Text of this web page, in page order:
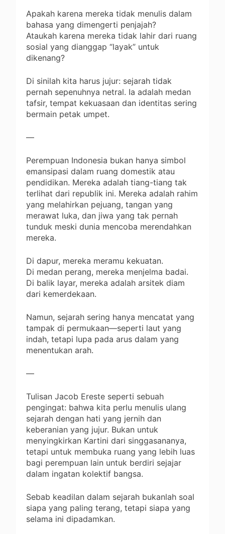
Apakah karena mereka tidak menulis dalam
bahasa yang dimengerti penjajah?
Ataukah karena mereka tidak lahir dari ruang
sosial yang dianggap “layak” untuk
dikenang?
Di sinilah kita harus jujur: sejarah tidak
pernah sepenuhnya netral. Ia adalah medan
tafsir, tempat kekuasaan dan identitas sering
bermain petak umpet.
—
Perempuan Indonesia bukan hanya simbol
emansipasi dalam ruang domestik atau
pendidikan. Mereka adalah tiang-tiang tak
terlihat dari republik ini. Mereka adalah rahim
yang melahirkan pejuang, tangan yang
merawat luka, dan jiwa yang tak pernah
tunduk meski dunia mencoba merendahkan
mereka.
Di dapur, mereka meramu kekuatan.
Di medan perang, mereka menjelma badai.
Di balik layar, mereka adalah arsitek diam
dari kemerdekaan.
Namun, sejarah sering hanya mencatat yang
tampak di permukaan—seperti laut yang
indah, tetapi lupa pada arus dalam yang
menentukan arah.
—
Tulisan Jacob Ereste seperti sebuah
pengingat: bahwa kita perlu menulis ulang
sejarah dengan hati yang jernih dan
keberanian yang jujur. Bukan untuk
menyingkirkan Kartini dari singgasananya,
tetapi untuk membuka ruang yang lebih luas
bagi perempuan lain untuk berdiri sejajar
dalam ingatan kolektif bangsa.
Sebab keadilan dalam sejarah bukanlah soal
siapa yang paling terang, tetapi siapa yang
selama ini dipadamkan.